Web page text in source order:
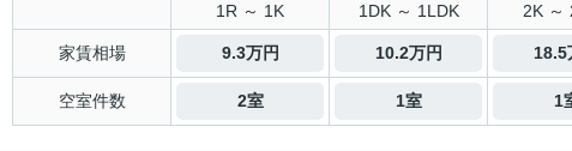
1R ～ 1K 1DK ～ 1LDK 2K ～
家賃相場 9.3万円 10.2万円 18.5
空室件数 2室 1室 1